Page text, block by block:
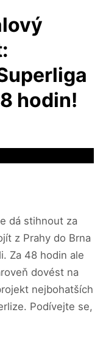
hodin!
dá stihnout za
z Prahy do Brna
Za 48 hodin ale
dovést na
nejbohatších
Podívejte se,